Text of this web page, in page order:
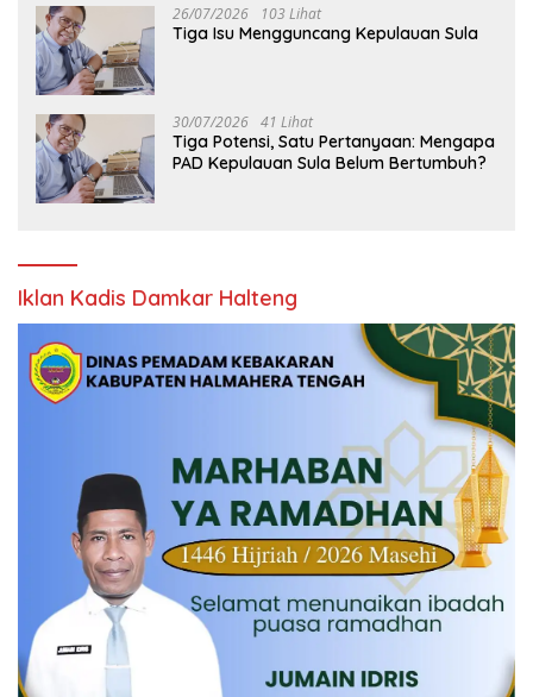
26/07/2026 103 Lihat
Tiga Isu Mengguncang Kepulauan Sula
30/07/2026 41 Lihat
Tiga Potensi, Satu Pertanyaan: Mengapa
PAD Kepulauan Sula Belum Bertumbuh?
Iklan Kadis Damkar Halteng